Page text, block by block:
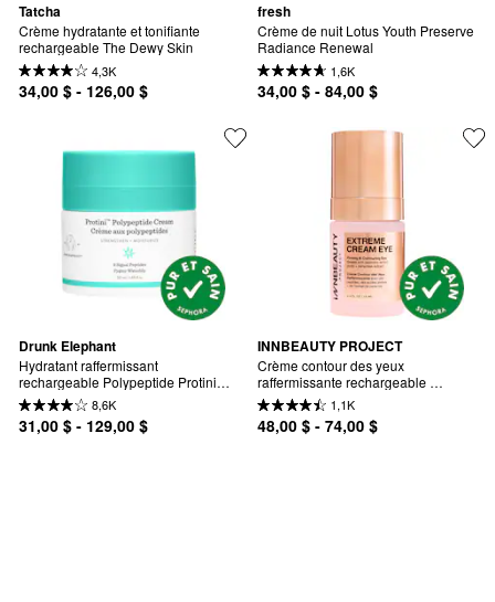
Tatcha
Crème hydratante et tonifiante
rechargeable The Dewy Skin
4,3K
34,00 $ - 126,00 $
fresh
Crème de nuit Lotus Youth Preserve
Radiance Renewal
1,6K
34,00 $ - 84,00 $
Drunk Elephant
Hydratant raffermissant
rechargeable Polypeptide Protini™
avec peptides8,6K
31,00 $ - 129,00 $
INNBEAUTY PROJECT
Crème contour des yeux
raffermissante rechargeable
Extreme Cream
1,1K
48,00 $ - 74,00 $